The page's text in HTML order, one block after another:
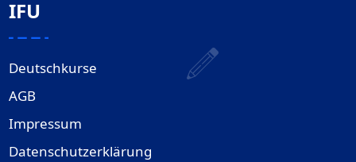
IFU
Deutschkurse
AGB
Impressum
Datenschutzerklärung